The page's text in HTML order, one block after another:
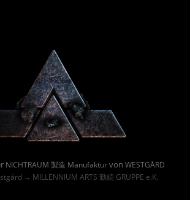
NICHTRAUM 製造 Manufakturvon WESTGÅRD
→ MILLENNIUM ARTS 勤続 GRUPPE e.K.
Powered By :